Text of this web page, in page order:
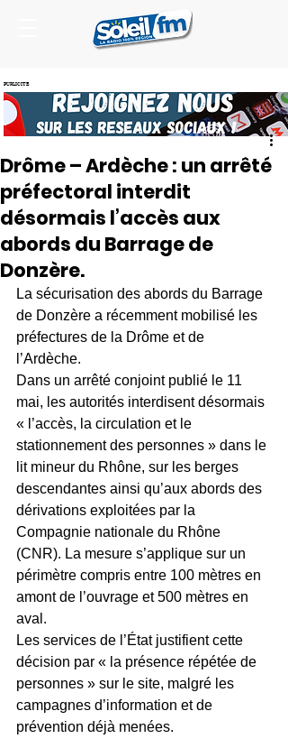
PUBLICITE
Drôme – Ardèche : un arrêté
préfectoral interdit
désormais l’accès aux
abords du Barrage de
Donzère.
La sécurisation des abords du Barrage
de Donzère a récemment mobilisé les
préfectures de la Drôme et de
l’Ardèche.
Dans un arrêté conjoint publié le 11
mai, les autorités interdisent désormais
« l’accès, la circulation et le
stationnement des personnes » dans le
lit mineur du Rhône, sur les berges
descendantes ainsi qu’aux abords des
dérivations exploitées par la
Compagnie nationale du Rhône
(CNR). La mesure s’applique sur un
périmètre compris entre 100 mètres en
amont de l’ouvrage et 500 mètres en
aval.
Les services de l’État justifient cette
décision par « la présence répétée de
personnes » sur le site, malgré les
campagnes d’information et de
prévention déjà menées.